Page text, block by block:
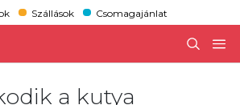
Szállások Csomagajánlat
a kutya